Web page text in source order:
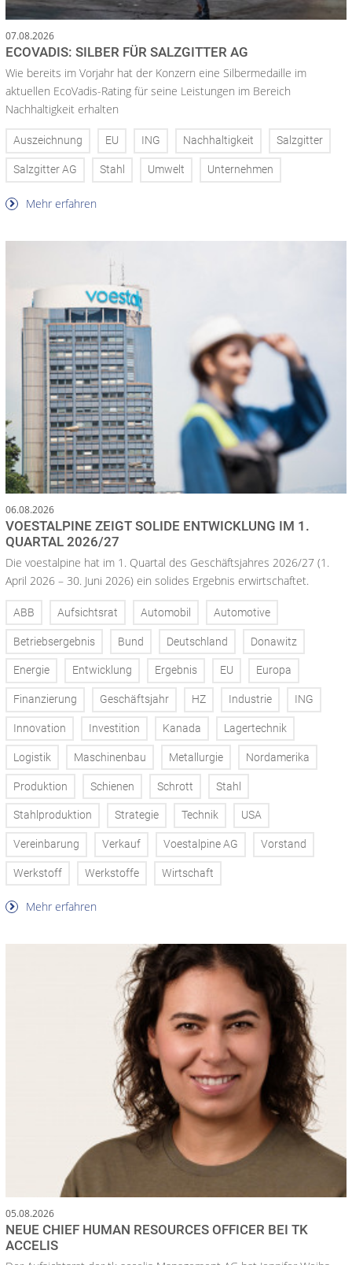
07.08.2026
ECOVADIS: SILBER FÜR SALZGITTER AG
Wie bereits im Vorjahr hat der Konzern eine Silbermedaille im
aktuellen EcoVadis-Rating für seine Leistungen im Bereich
Nachhaltigkeit erhalten
Auszeichnung EU ING Nachhaltigkeit Salzgitter
Salzgitter AG Stahl Umwelt Unternehmen
Mehr erfahren
06.08.2026
VOESTALPINE ZEIGT SOLIDE ENTWICKLUNG IM 1.
QUARTAL 2026/27
Die voestalpine hat im 1. Quartal des Geschäftsjahres 2026/27 (1.
April 2026 – 30. Juni 2026) ein solides Ergebnis erwirtschaftet.
ABB Aufsichtsrat Automobil Automotive
Betriebsergebnis Bund Deutschland Donawitz
Energie Entwicklung Ergebnis EU Europa
Finanzierung Geschäftsjahr HZ Industrie ING
Innovation Investition Kanada Lagertechnik
Logistik Maschinenbau Metallurgie Nordamerika
Produktion Schienen Schrott Stahl
Stahlproduktion Strategie Technik USA
Vereinbarung Verkauf Voestalpine AG Vorstand
Werkstoff Werkstoffe Wirtschaft
Mehr erfahren
05.08.2026
NEUE CHIEF HUMAN RESOURCES OFFICER BEI TK
ACCELIS